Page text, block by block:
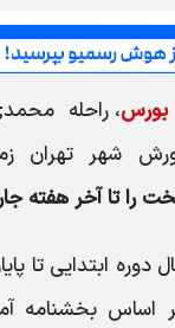
، راحله
شهر تهران
را تا آخر هفته
دوره ابتدایی تا
اساس بخشنامه